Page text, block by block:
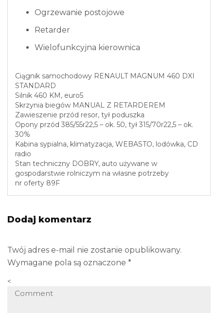
Ogrzewanie postojowe
Retarder
Wielofunkcyjna kierownica
Ciągnik samochodowy RENAULT MAGNUM 460 DXI
STANDARD
Silnik 460 KM, euro5
Skrzynia biegów MANUAL Z RETARDEREM
Zawieszenie przód resor, tył poduszka
Opony przód 385/55r22,5 – ok. 50, tył 315/70r22,5 – ok.
30%
Kabina sypialna, klimatyzacja, WEBASTO, lodówka, CD
radio
Stan techniczny DOBRY, auto używane w
gospodarstwie rolniczym na własne potrzeby
nr oferty 89F
Dodaj komentarz
Twój adres e-mail nie zostanie opublikowany.
Wymagane pola są oznaczone *
<